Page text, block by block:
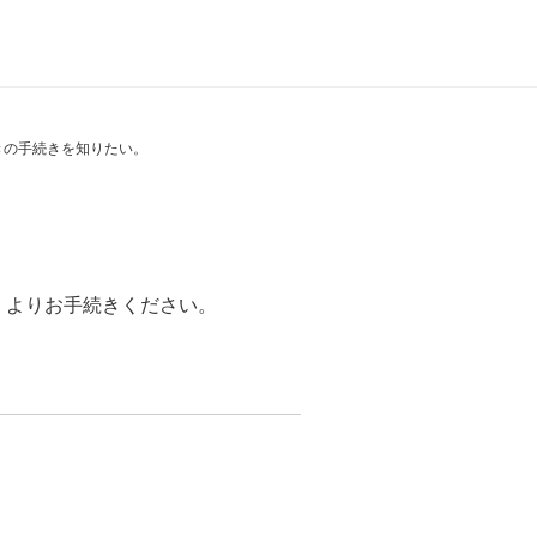
手続きを知りたい。
りお手続きください。